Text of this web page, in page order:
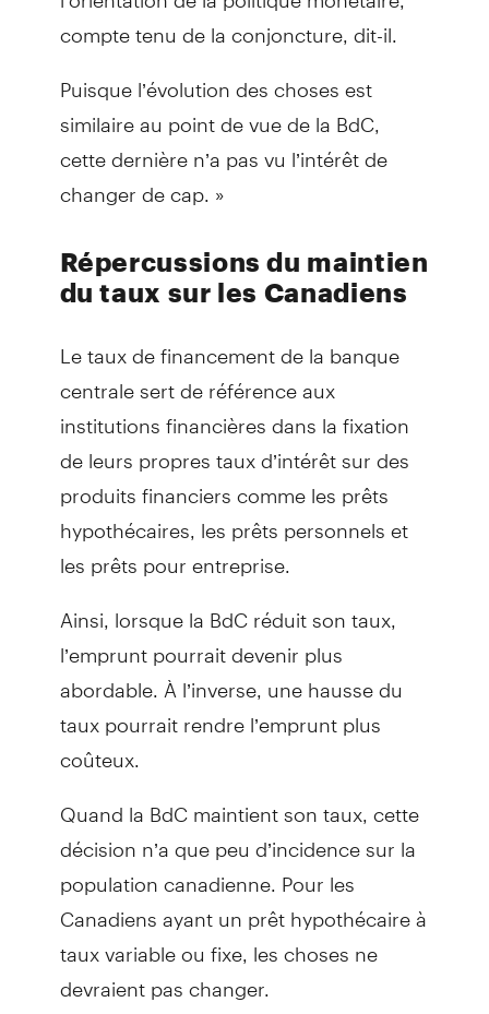
compte tenu de la conjoncture, dit-il.
Puisque l’évolution des choses est
similaire au point de vue de la BdC,
cette dernière n’a pas vu l’intérêt de
changer de cap. »
Répercussions du maintien
du taux sur les Canadiens
Le taux de financement de la banque
centrale sert de référence aux
institutions financières dans la fixation
de leurs propres taux d’intérêt sur des
produits financiers comme les prêts
hypothécaires, les prêts personnels et
les prêts pour entreprise.
Ainsi, lorsque la BdC réduit son taux,
l’emprunt pourrait devenir plus
abordable. À l’inverse, une hausse du
taux pourrait rendre l’emprunt plus
coûteux.
Quand la BdC maintient son taux, cette
décision n’a que peu d’incidence sur la
population canadienne. Pour les
Canadiens ayant un prêt hypothécaire à
taux variable ou fixe, les choses ne
devraient pas changer.